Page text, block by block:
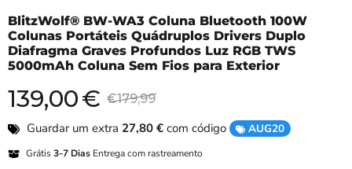
BlitzWolf® BW-WA3 Coluna Bluetooth 100W
Colunas Portáteis Quádruplos Drivers Duplo
Diafragma Graves Profundos Luz RGB TWS
5000mAh Coluna Sem Fios para Exterior
Preço atual
139,00€ Preço original
€179,99
Guardar um extra 27,80 € com código AUG20
Grátis3-7 Dias Entrega com rastreamento